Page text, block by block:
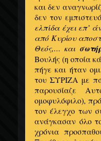
και δεν
δεν τον
ελπίδα έχει επ’
από Κυρίου
Θεός,… και
Βουλής (η οποία
πήγε και ήταν
του ΣΥΡΙΖΑ με
παρουσίαζε
ομοφυλόφιλο),
τον έλεγχο των
ανάγκασαν όλο
χρόνια